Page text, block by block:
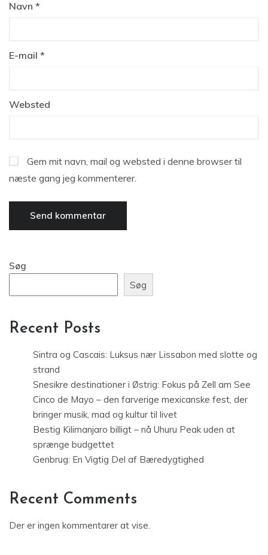
Navn *
E-mail *
Websted
Gem mit navn, mail og websted i denne browser til
næste gang jeg kommenterer.
Søg
Søg
Recent Posts
Sintra og Cascais: Luksus nær Lissabon med slotte og
strand
Snesikre destinationer i Østrig: Fokus på Zell am See
Cinco de Mayo – den farverige mexicanske fest, der
bringer musik, mad og kultur til livet
Bestig Kilimanjaro billigt – nå Uhuru Peak uden at
sprænge budgettet
Genbrug: En Vigtig Del af Bæredygtighed
Recent Comments
Der er ingen kommentarer at vise.